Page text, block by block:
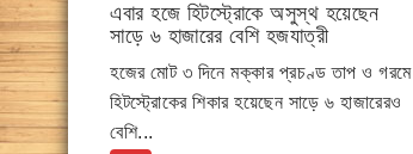
এবার হজে হিটস্ট্রোকে অসুস্থ হয়েছেন
সাড়ে ৬ হাজারের বেশি হজযাত্রী
হজের মোট ৩ দিনে মক্কার প্রচণ্ড তাপ ও গরমে
হিটস্ট্রোকের শিকার হয়েছেন সাড়ে ৬ হাজারেরও
বেশি...